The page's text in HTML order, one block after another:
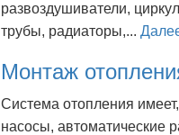
развоздушиватели,
трубы, радиаторы,...
Монтаж
Система отопления
насосы, автоматические